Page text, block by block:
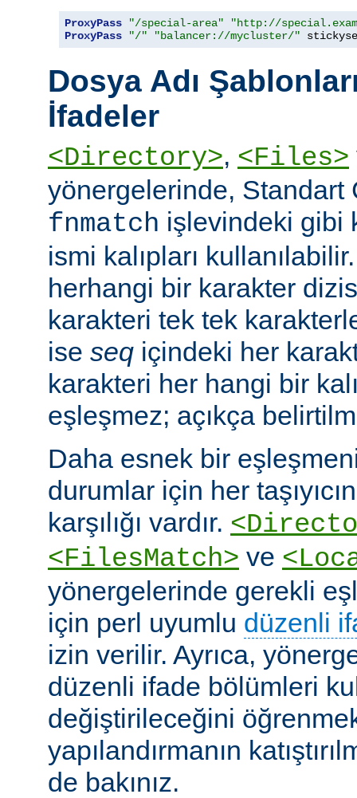
ProxyPass "/special-area"
"http://
ProxyPass
"/" "balancer://mycluster/"
Dosya Adı
İfadeler
<Directory>, <Files>
yönergelerinde, Standart
fnmatch işlevindeki gibi
ismi kalıpları
herhangi bir karakter
karakteri tek tek
ise seq içindeki her
karakteri her hangi bir
eşleşmez; açıkça
Daha esnek bir
durumlar için her
karşılığı vardır.
<FilesMatch> ve
yönergelerinde gerekli
için perl uyumlu düzenli
izin verilir. Ayrıca,
düzenli ifade bölümleri
değiştirileceğini
yapılandırmanın
de bakınız.